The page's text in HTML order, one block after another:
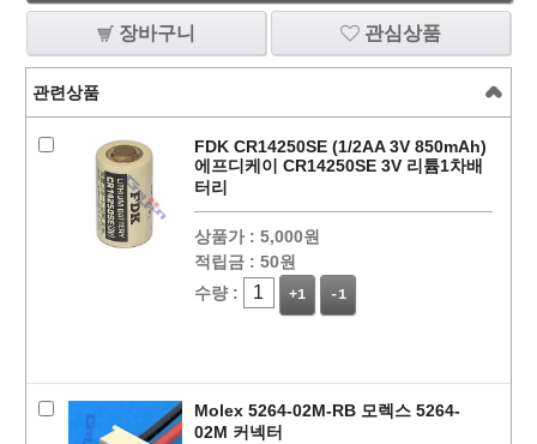
장바구니 관심상품
관련상품
FDK CR14250SE (1/2AA 3V 850mAh)
에프디케이 CR14250SE 3V 리튬1차배
터리
상품가 : 5,000원
적립금 : 50원
수량 :
+1 -1
Molex 5264-02M-RB 모렉스 5264-
02M 커넥터